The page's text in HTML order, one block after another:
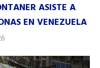
ASISTE A
EN VENEZUELA